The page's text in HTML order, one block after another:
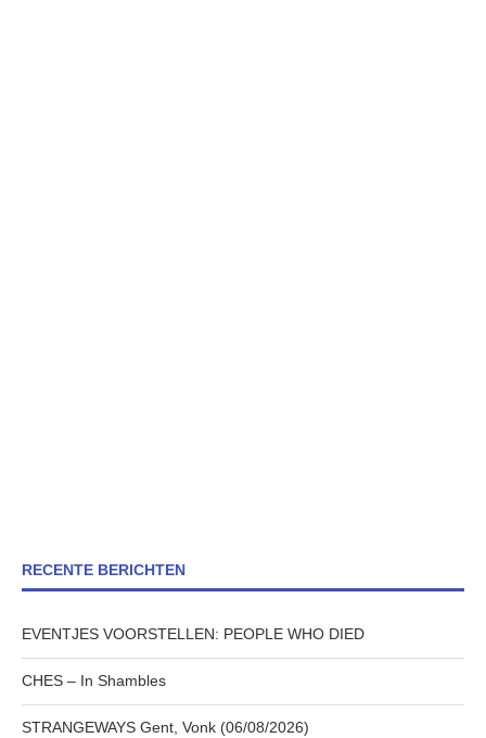
RECENTE BERICHTEN
EVENTJES VOORSTELLEN: PEOPLE WHO DIED
CHES – In Shambles
STRANGEWAYS Gent, Vonk (06/08/2026)